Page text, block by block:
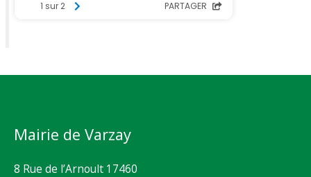
Mairie de Varzay
8 Rue de l’Arnoult 17460